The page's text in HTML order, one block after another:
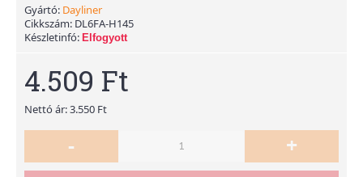
Gyártó: Dayliner
Cikkszám: DL6FA-H145
Készletinfó: Elfogyott
4.509 Ft
Nettó ár: 3.550 Ft
- +